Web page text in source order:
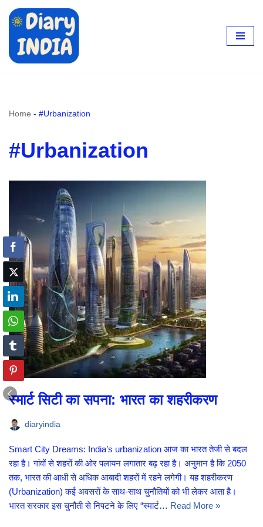
content
Home - #Urbanization
#Urbanization
स्मार्ट सिटी का सपना: भारत का शहरीकरण
diaryindia
Smart City Dreams: India’s urbanization आज का भारत तेजी से बदल
रहा है। गांवों से शहरों की ओर पलायन लगातार बढ़ रहा है। अनुमान है कि 2050
तक, भारत की आधी से अधिक आबादी शहरों में रहने लगेगी। यह शहरीकरण
(Urbanization) कई अवसरों के साथ-साथ चुनौतियों को भी लेकर आता है।
भारत सरकार इस चुनौती से निपटने के लिए “स्मार्ट… Read More »